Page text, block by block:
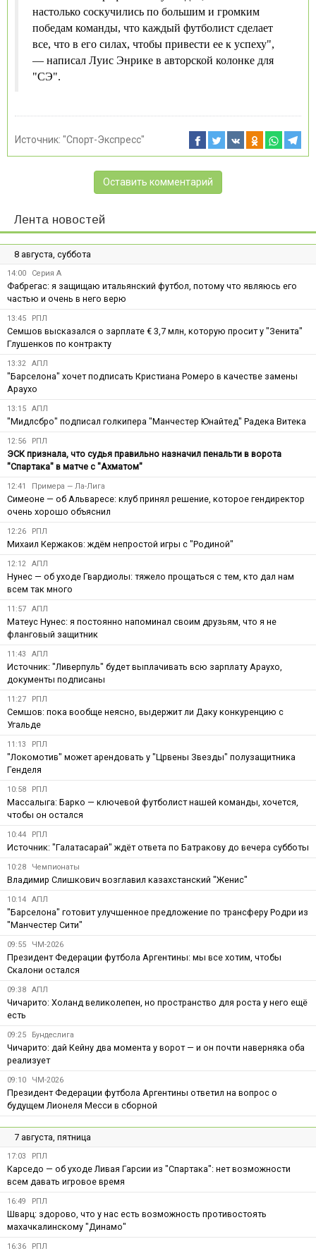
настолько соскучились по большим и громким
победам команды, что каждый футболист сделает
все, что в его силах, чтобы привести ее к успеху",
— написал Луис Энрике в авторской колонке для
"СЭ".
Источник: "Спорт-Экспресс"
Оставить комментарий
Лента новостей
8 августа, суббота
14:00 Серия А
Фабрегас: я защищаю итальянский футбол, потому что являюсь его
частью и очень в него верю
13:45 РПЛ
Семшов высказался о зарплате € 3,7 млн, которую просит у "Зенита"
Глушенков по контракту
13:32 АПЛ
"Барселона" хочет подписать Кристиана Ромеро в качестве замены
Араухо
13:15 АПЛ
"Мидлсбро" подписал голкипера "Манчестер Юнайтед" Радека Витека
12:56 РПЛ
ЭСК признала, что судья правильно назначил пенальти в ворота
"Спартака" в матче с "Ахматом"
12:41 Примера — Ла-Лига
Симеоне — об Альваресе: клуб принял решение, которое гендиректор
очень хорошо объяснил
12:26 РПЛ
Михаил Кержаков: ждём непростой игры с "Родиной"
12:12 АПЛ
Нунес — об уходе Гвардиолы: тяжело прощаться с тем, кто дал нам
всем так много
11:57 АПЛ
Матеус Нунес: я постоянно напоминал своим друзьям, что я не
фланговый защитник
11:43 АПЛ
Источник: "Ливерпуль" будет выплачивать всю зарплату Араухо,
документы подписаны
11:27 РПЛ
Семшов: пока вообще неясно, выдержит ли Даку конкуренцию с
Угальде
11:13 РПЛ
"Локомотив" может арендовать у "Црвены Звезды" полузащитника
Генделя
10:58 РПЛ
Массалыга: Барко — ключевой футболист нашей команды, хочется,
чтобы он остался
10:44 РПЛ
Источник: "Галатасарай" ждёт ответа по Батракову до вечера субботы
10:28 Чемпионаты
Владимир Слишкович возглавил казахстанский "Женис"
10:14 АПЛ
"Барселона" готовит улучшенное предложение по трансферу Родри из
"Манчестер Сити"
09:55 ЧМ-2026
Президент Федерации футбола Аргентины: мы все хотим, чтобы
Скалони остался
09:38 АПЛ
Чичарито: Холанд великолепен, но пространство для роста у него ещё
есть
09:25 Бундеслига
Чичарито: дай Кейну два момента у ворот — и он почти наверняка оба
реализует
09:10 ЧМ-2026
Президент Федерации футбола Аргентины ответил на вопрос о
будущем Лионеля Месси в сборной
7 августа, пятница
17:03 РПЛ
Карседо — об уходе Ливая Гарсии из "Спартака": нет возможности
всем давать игровое время
16:49 РПЛ
Шварц: здорово, что у нас есть возможность противостоять
махачкалинскому "Динамо"
16:36 РПЛ